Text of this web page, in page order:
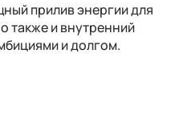
прилив энергии для
также и внутренний
и долгом.